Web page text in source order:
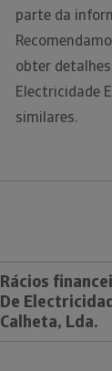
parte da
obter
Electricidade
similares.
Rácios
De
Calheta, Lda.